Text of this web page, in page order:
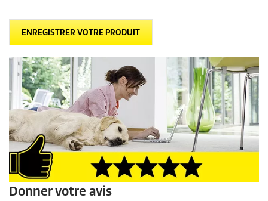
ENREGISTRER VOTRE PRODUIT
Donner votre avis